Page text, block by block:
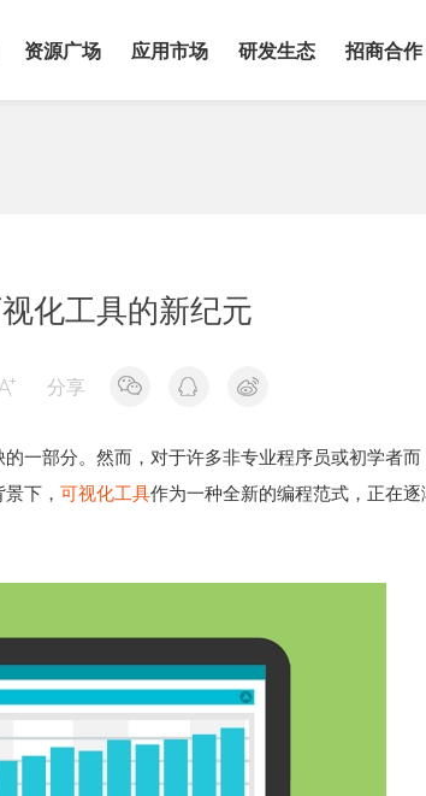
资源广场 应用市场 研发生态 招商合作
化工具的新纪元
分享
一部分。然而，对于许多非专业程序员或初学者而
景下，可视化工具作为一种全新的编程范式，正在逐